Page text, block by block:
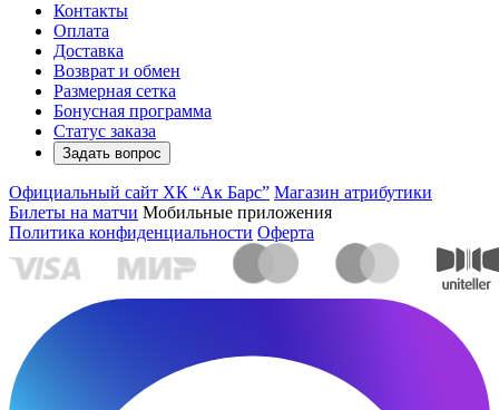
Контакты
Оплата
Доставка
Возврат и обмен
Размерная сетка
Бонусная программа
Статус заказа
Задать вопрос
Официальный сайт ХК “Ак Барс” Магазин атрибутики
Билеты на матчи Мобильные приложения
Политика конфиденциальности Оферта